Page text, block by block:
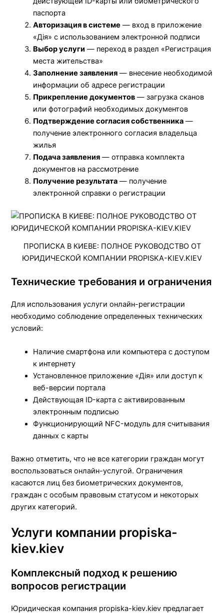
паспорта
Авторизация в системе — вход в приложение
«Дія» с использованием электронной подписи
Выбор услуги — переход в раздел «Регистрация
места жительства»
Заполнение заявления — внесение необходимой
информации об адресе регистрации
Прикрепление документов — загрузка сканов
или фотографий необходимых документов
Подтверждение согласия собственника —
получение электронного согласия владельца
жилья
Подача заявления — отправка комплекта
документов на рассмотрение
Получение результата — получение
электронной справки о регистрации
ПРОПИСКА В КИЕВЕ: ПОЛНОЕ РУКОВОДСТВО ОТ
ЮРИДИЧЕСКОЙ КОМПАНИИ PROPISKA-KIEV.KIEV
Технические требования и ограничения
Для использования услуги онлайн-регистрации
необходимо соблюдение определенных технических
условий:
Наличие смартфона или компьютера с доступом
к интернету
Установленное приложение «Дія» или доступ к
веб-версии портала
Действующая ID-карта с активированным
электронным подписью
Функционирующий NFC-модуль для считывания
данных с карты
Важно отметить, что не все категории граждан могут
воспользоваться онлайн-услугой. Ограничения
касаются лиц без биометрических документов,
граждан с особым правовым статусом и некоторых
других категорий.
Услуги компании propiska-
kiev.kiev
Комплексный подход к решению
вопросов регистрации
Юридическая компания propiska-kiev.kiev предлагает